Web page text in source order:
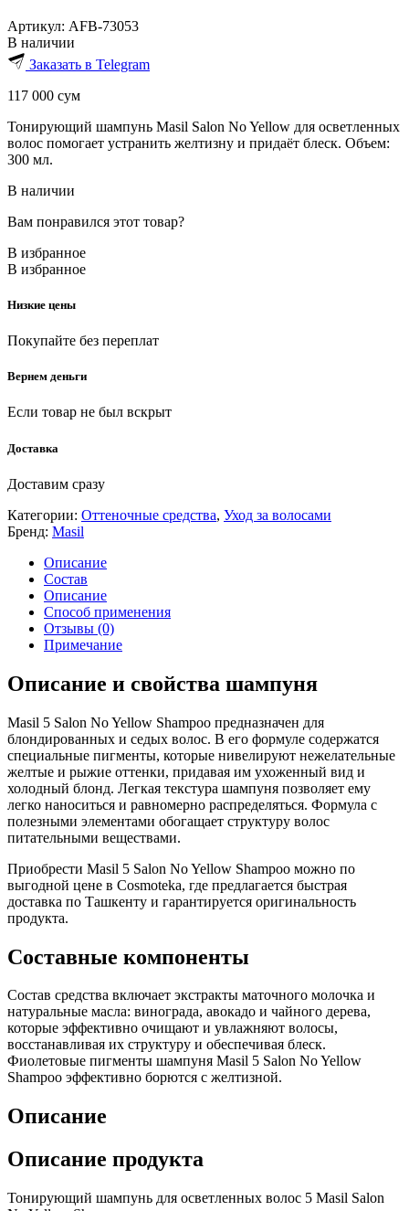
Артикул: AFB-73053
В наличии
Заказать в Telegram
117 000 сум
Тонирующий шампунь Masil Salon No Yellow для осветленных
волос помогает устранить желтизну и придаёт блеск. Объем:
300 мл.
В наличии
Вам понравился этот товар?
В избранное
В избранное
Низкие цены
Покупайте без переплат
Вернем деньги
Если товар не был вскрыт
Доставка
Доставим сразу
Категории: Оттеночные средства, Уход за волосами
Бренд: Masil
Описание
Состав
Описание
Способ применения
Отзывы (0)
Примечание
Описание и свойства шампуня
Masil 5 Salon No Yellow Shampoo предназначен для
блондированных и седых волос. В его формуле содержатся
специальные пигменты, которые нивелируют нежелательные
желтые и рыжие оттенки, придавая им ухоженный вид и
холодный блонд. Легкая текстура шампуня позволяет ему
легко наноситься и равномерно распределяться. Формула с
полезными элементами обогащает структуру волос
питательными веществами.
Приобрести Masil 5 Salon No Yellow Shampoo можно по
выгодной цене в Cosmoteka, где предлагается быстрая
доставка по Ташкенту и гарантируется оригинальность
продукта.
Составные компоненты
Состав средства включает экстракты маточного молочка и
натуральные масла: винограда, авокадо и чайного дерева,
которые эффективно очищают и увлажняют волосы,
восстанавливая их структуру и обеспечивая блеск.
Фиолетовые пигменты шампуня Masil 5 Salon No Yellow
Shampoo эффективно борются с желтизной.
Описание
Описание продукта
Тонирующий шампунь для осветленных волос 5 Masil Salon